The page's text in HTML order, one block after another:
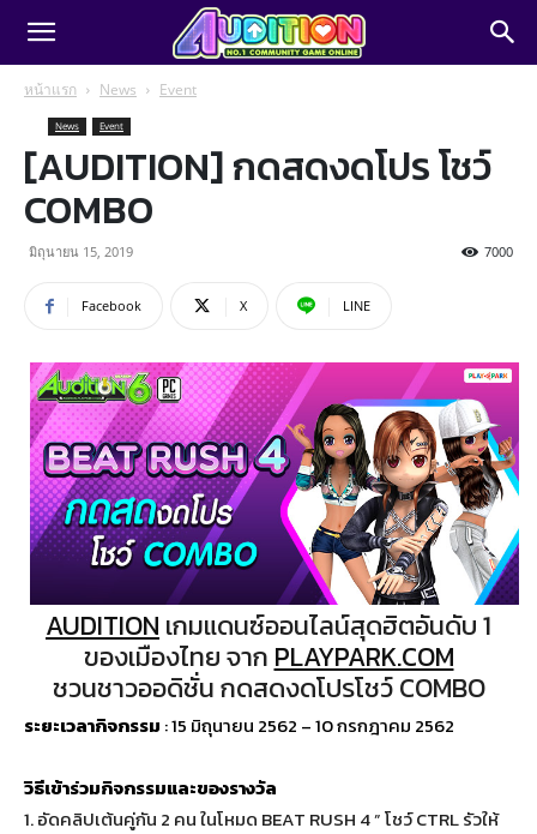
หน้าแรก News Event
News Event
[AUDITION] กดสดงดโปร โชว์
COMBO
มิถุนายน 15, 2019 7000
Facebook X LINE
AUDITION เกมแดนซ์ออนไลน์สุดฮิตอันดับ 1
ของเมืองไทย จาก PLAYPARK.COM
ชวนชาวออดิชั่น กดสดงดโปรโชว์ COMBO
ระยะเวลากิจกรรม : 15 มิถุนายน 2562 – 10 กรกฎาคม 2562
วิธีเข้าร่วมกิจกรรมและของรางวัล
1. อัดคลิปเต้นคู่กัน 2 คน ในโหมด BEAT RUSH 4 ” โชว์ CTRL รัวให้